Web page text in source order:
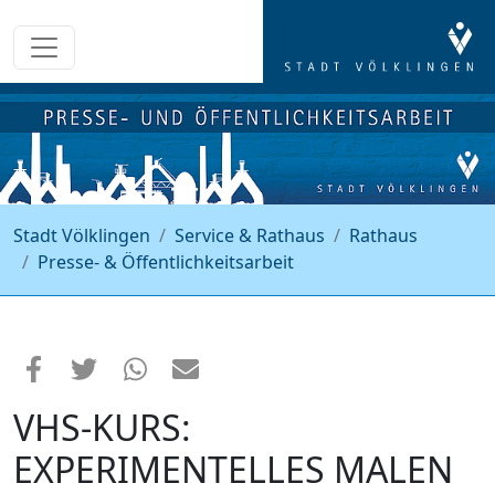
Stadt Völklingen Service & Rathaus
Rathaus
Presse- & Öffentlichkeitsarbeit
VHS-KURS:
EXPERIMENTELLES MALEN